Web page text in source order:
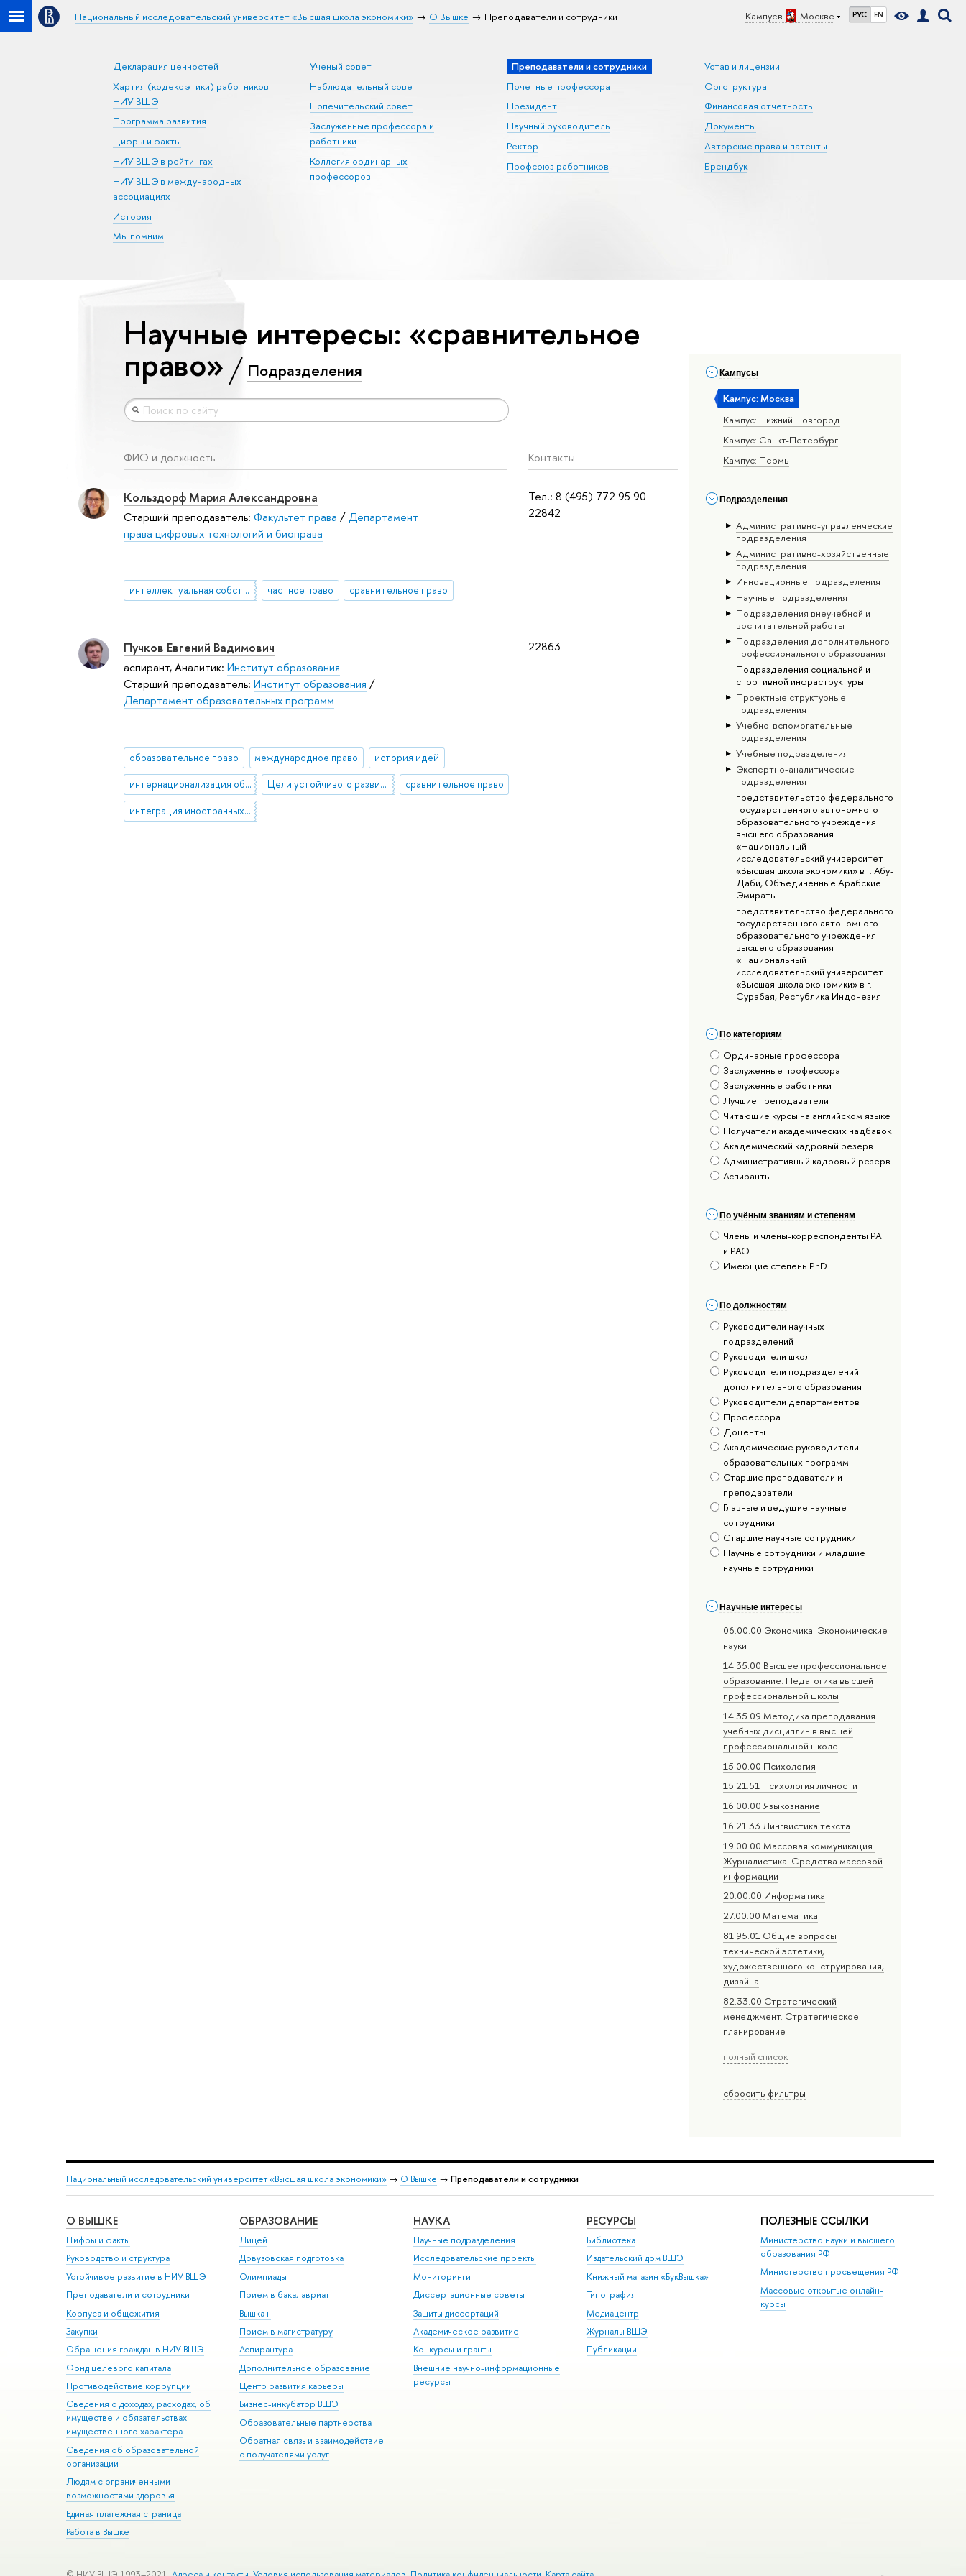
Кампус в Москве РУС EN
Национальный исследовательский университет «Высшая школа экономики» О Вышке Преподаватели и сотрудники
Декларация ценностей
Хартия (кодекс этики) работников
НИУ ВШЭ
Программа развития
Цифры и факты
НИУ ВШЭ в рейтингах
НИУ ВШЭ в международных
ассоциациях
История
Мы помним
Ученый совет
Наблюдательный совет
Попечительский совет
Заслуженные профессора и
работники
Коллегия ординарных
профессоров
Преподаватели и сотрудники
Почетные профессора
Президент
Научный руководитель
Ректор
Профсоюз работников
Устав и лицензии
Оргструктура
Финансовая отчетность
Документы
Авторские права и патенты
Брендбук
Кампусы
Кампус: Москва
Кампус: Нижний Новгород
Кампус: Санкт-Петербург
Кампус: Пермь
Подразделения
Административно-управленческие
подразделения
Административно-хозяйственные
подразделения
Инновационные подразделения
Научные подразделения
Подразделения внеучебной и
воспитательной работы
Подразделения дополнительного
профессионального образования
Подразделения социальной и
спортивной инфраструктуры
Проектные структурные
подразделения
Учебно-вспомогательные
подразделения
Учебные подразделения
Экспертно-аналитические
подразделения
представительство федерального
государственного автономного
образовательного учреждения
высшего образования
«Национальный
исследовательский университет
«Высшая школа экономики» в г. Абу-
Даби, Объединенные Арабские
Эмираты
представительство федерального
государственного автономного
образовательного учреждения
высшего образования
«Национальный
исследовательский университет
«Высшая школа экономики» в г.
Сурабая, Республика Индонезия
По категориям
Ординарные профессора
Заслуженные профессора
Заслуженные работники
Лучшие преподаватели
Читающие курсы на английском языке
Получатели академических надбавок
Академический кадровый резерв
Административный кадровый резерв
Аспиранты
По учёным званиям и степеням
Члены и члены-корреспонденты РАН
и РАО
Имеющие степень PhD
По должностям
Руководители научных
подразделений
Руководители школ
Руководители подразделений
дополнительного образования
Руководители департаментов
Профессора
Доценты
Академические руководители
образовательных программ
Старшие преподаватели и
преподаватели
Главные и ведущие научные
сотрудники
Старшие научные сотрудники
Научные сотрудники и младшие
научные сотрудники
Научные интересы
06.00.00 Экономика. Экономические
науки
14.35.00 Высшее профессиональное
образование. Педагогика высшей
профессиональной школы
14.35.09 Методика преподавания
учебных дисциплин в высшей
профессиональной школе
15.00.00 Психология
15.21.51 Психология личности
16.00.00 Языкознание
16.21.33 Лингвистика текста
19.00.00 Массовая коммуникация.
Журналистика. Средства массовой
информации
20.00.00 Информатика
27.00.00 Математика
81.95.01 Общие вопросы
технической эстетики,
художественного конструирования,
дизайна
82.33.00 Стратегический
менеджмент. Стратегическое
планирование
полный список
сбросить фильтры
Научные интересы: «сравнительное
право» Подразделения
ФИО и должность Контакты
Тел.: 8 (495) 772 95 90
22842
Кольздорф Мария Александровна
Старший преподаватель: Факультет права /Департамент
права цифровых технологий и биоправа
интеллектуальная собственность частное право сравнительное право
22863
Пучков Евгений Вадимович
аспирант, Аналитик: Институт образования
Старший преподаватель: Институт образования /
Департамент образовательных программ
образовательное право международное право история идей
интернационализация образования Цели устойчивого развития (ЦУР) сравнительное право
интеграция иностранных студентов
Национальный исследовательский университет «Высшая школа экономики» → О Вышке → Преподаватели и сотрудники
О ВЫШКЕ
Цифры и факты
Руководство и структура
Устойчивое развитие в НИУ ВШЭ
Преподаватели и сотрудники
Корпуса и общежития
Закупки
Обращения граждан в НИУ ВШЭ
Фонд целевого капитала
Противодействие коррупции
Сведения о доходах, расходах, об
имуществе и обязательствах
имущественного характера
Сведения об образовательной
организации
Людям с ограниченными
возможностями здоровья
Единая платежная страница
Работа в Вышке
ОБРАЗОВАНИЕ
Лицей
Довузовская подготовка
Олимпиады
Прием в бакалавриат
Вышка+
Прием в магистратуру
Аспирантура
Дополнительное образование
Центр развития карьеры
Бизнес-инкубатор ВШЭ
Образовательные партнерства
Обратная связь и взаимодействие
с получателями услуг
НАУКА
Научные подразделения
Исследовательские проекты
Мониторинги
Диссертационные советы
Защиты диссертаций
Академическое развитие
Конкурсы и гранты
Внешние научно-информационные
ресурсы
РЕСУРСЫ
Библиотека
Издательский дом ВШЭ
Книжный магазин «БукВышка»
Типография
Медиацентр
Журналы ВШЭ
Публикации
ПОЛЕЗНЫЕ ССЫЛКИ
Министерство науки и высшего
образования РФ
Министерство просвещения РФ
Массовые открытые онлайн-
курсы